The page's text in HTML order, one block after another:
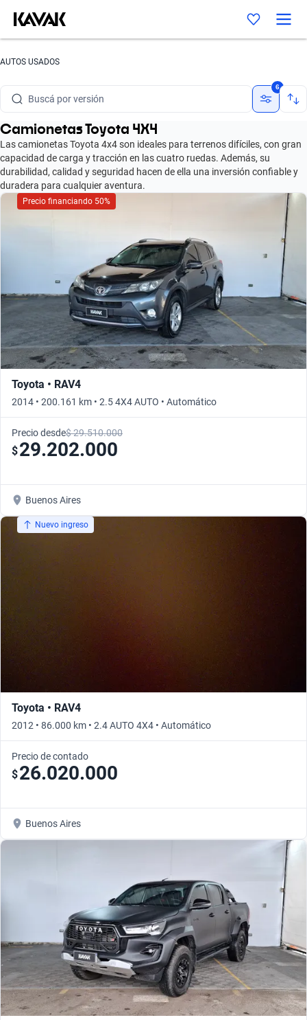
AUTOS USADOS
Buscá por marca
Buscá por versión
Buscá por año
Buscá por marca
Buscá por modelo
6
Camionetas Toyota 4X4
Las camionetas Toyota 4x4 son ideales para terrenos difíciles, con gran
capacidad de carga y tracción en las cuatro ruedas. Además, su
durabilidad, calidad y seguridad hacen de ella una inversión confiable y
duradera para cualquier aventura.
Precio financiando 50%
Toyota • RAV4
2014 • 200.161 km • 2.5 4X4 AUTO • Automático
Precio desde$ 29.510.000
$29.202.000
Buenos Aires
Nuevo ingreso
Toyota • RAV4
2012 • 86.000 km • 2.4 AUTO 4X4 • Automático
Precio de contado
$26.020.000
Buenos Aires